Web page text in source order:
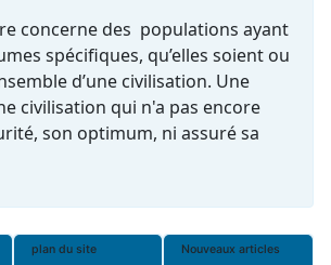
concerne des populations ayant
spécifiques, qu’elles soient ou
d’une civilisation. Une
civilisation qui n'a pas encore
son optimum, ni assuré sa
plan du site Nouveaux articles